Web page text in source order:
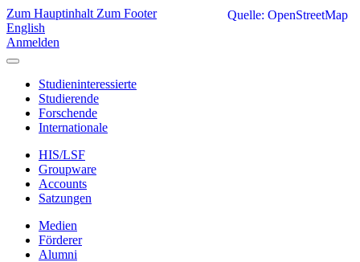
Zum Hauptinhalt Zum Footer
English
Anmelden
Studieninteressierte
Studierende
Forschende
Internationale
HIS/LSF
Groupware
Accounts
Satzungen
Medien
Förderer
Alumni
Quelle: OpenStreetMap